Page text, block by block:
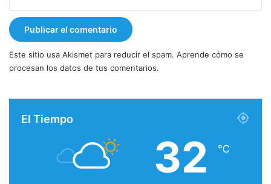
Este sitio usa Akismet para reducir el spam. Aprende cómo se
procesan los datos de tus comentarios.
El Tiempo
32 ℃